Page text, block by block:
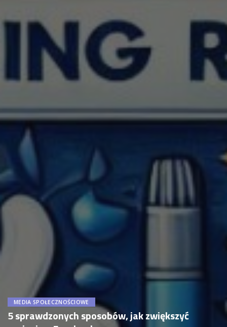
MEDIA SPOŁECZNOŚCIOWE
5 sprawdzonych sposobów, jak zwiększyć